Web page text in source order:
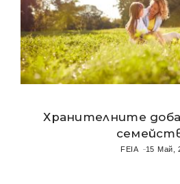
Хранителните
FEIA 15 Май,